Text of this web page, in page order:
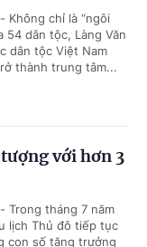
Không chỉ là “ngôi
54 dân tộc, Làng Văn
dân tộc Việt Nam
thành trung tâm...
với hơn 3
Trong tháng 7 năm
lịch Thủ đô tiếp tục
con số tăng trưởng